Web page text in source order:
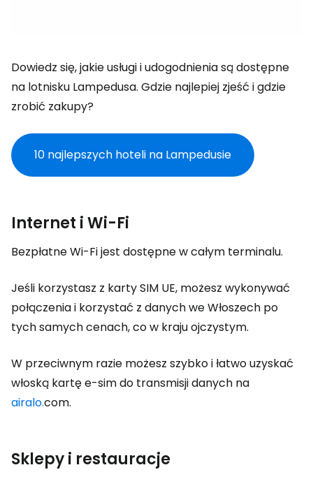
Dowiedz się, jakie usługi i udogodnienia są dostępne
na lotnisku Lampedusa. Gdzie najlepiej zjeść i gdzie
zrobić zakupy?
10 najlepszych hoteli na Lampedusie
Internet i Wi-Fi
Bezpłatne Wi-Fi jest dostępne w całym terminalu.
Jeśli korzystasz z karty SIM UE, możesz wykonywać
połączenia i korzystać z danych we Włoszech po
tych samych cenach, co w kraju ojczystym.
W przeciwnym razie możesz szybko i łatwo uzyskać
włoską kartę e-sim do transmisji danych na
airalo.com.
Sklepy i restauracje